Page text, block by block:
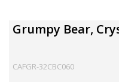
Grumpy Bear,
CAFGR-32CBC060